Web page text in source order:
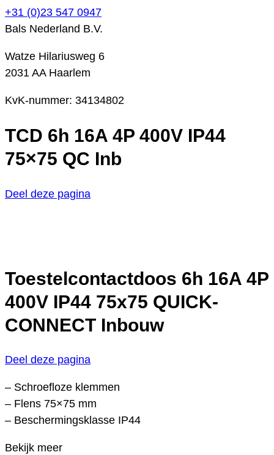
+31 (0)23 547 0947
Bals Nederland B.V.
Watze Hilariusweg 6
2031 AA Haarlem
KvK-nummer: 34134802
TCD 6h 16A 4P 400V IP44
75×75 QC Inb
Deel deze pagina
Toestelcontactdoos 6h 16A 4P
400V IP44 75x75 QUICK-
CONNECT Inbouw
Deel deze pagina
– Schroefloze klemmen
– Flens 75×75 mm
– Beschermingsklasse IP44
Bekijk meer